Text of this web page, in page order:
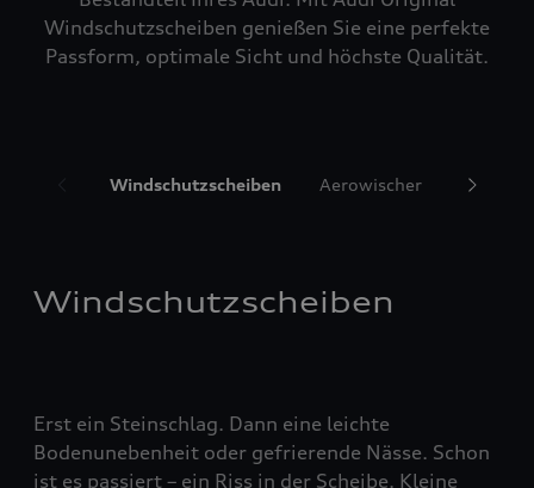
Windschutzscheiben genießen Sie eine perfekte
Passform, optimale Sicht und höchste Qualität.
Windschutzscheiben Aerowischer
Windschutzscheiben
Erst ein Steinschlag. Dann eine leichte
Bodenunebenheit oder gefrierende Nässe. Schon
ist es passiert – ein Riss in der Scheibe. Kleine